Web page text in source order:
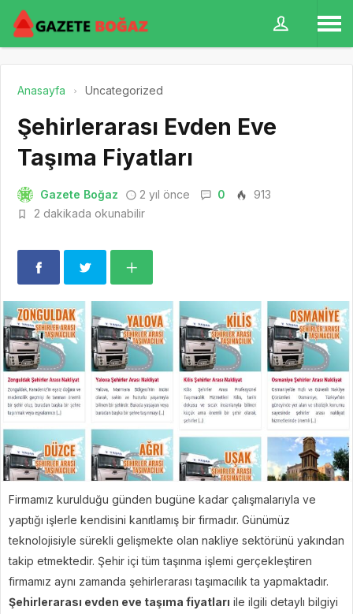
Anasayfa Uncategorized
Şehirlerarası Evden Eve
Taşıma Fiyatları
Gazete Boğaz 2 yıl önce 0
913
2 dakikada okunabilir
Firmamız kurulduğu günden bugüne kadar çalışmalarıyla ve
yaptığı işlerle kendisini kanıtlamış bir firmadır. Günümüz
teknolojisiyle sürekli gelişmekte olan nakliye sektörünü yakından
takip etmektedir. Şehir içi tüm taşınma işlemi gerçekleştiren
firmamız aynı zamanda şehirlerarası taşımacılık ta yapmaktadır.
Şehirlerarası evden eve taşıma fiyatları ile ilgili detaylı bilgiyi